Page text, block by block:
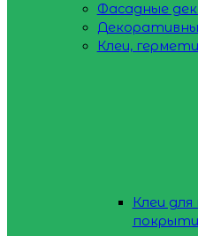
Фасадные
Клеи,
Клеи